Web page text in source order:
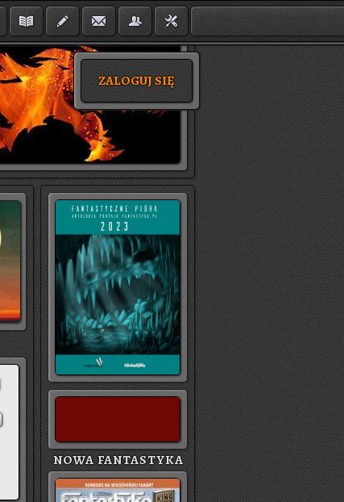
ZALOGUJ SIĘ
NOWA FANTASTYKA